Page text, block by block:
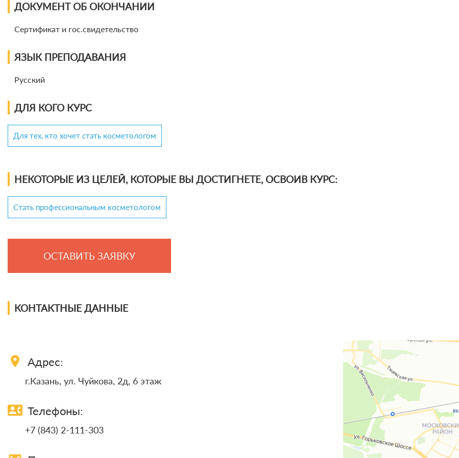
ДОКУМЕНТ ОБ ОКОНЧАНИИ
Сертификат и гос.свидетельство
ЯЗЫК ПРЕПОДАВАНИЯ
Русский
ДЛЯ КОГО КУРС
Для тех, кто хочет стать косметологом
НЕКОТОРЫЕ ИЗ ЦЕЛЕЙ, КОТОРЫЕ ВЫ ДОСТИГНЕТЕ, ОСВОИВ КУРС:
Стать профессиональным косметологом
ОСТАВИТЬ ЗАЯВКУ
КОНТАКТНЫЕ ДАННЫЕ
location_on Адрес:
г.Казань, ул. Чуйкова, 2д, 6 этаж
contact_phone Телефоны:
+7 (843) 2-111-303